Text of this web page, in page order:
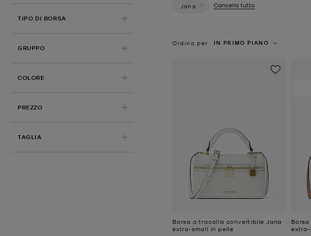
TIPO DI BORSA
GRUPPOAPPLICATO
COLORE
PREZZO
TAGLIA
Jana
Cancella tutto
Ordina per IN PRIMO PIANO
Borsa a tracolla convertibile Jana
extra-small in pelle